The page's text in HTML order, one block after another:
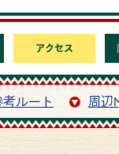
アクセス
ルート 周辺